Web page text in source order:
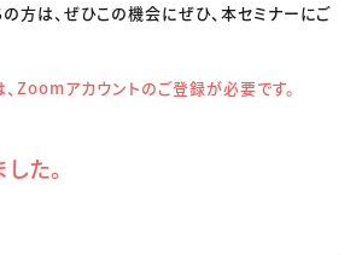
方は、ぜひこの機会にぜひ、本セミナーにご
Zoomアカウントのご登録が必要です。
た。